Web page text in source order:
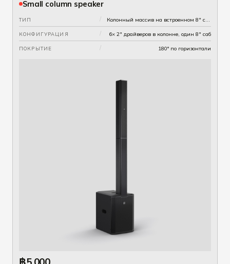
Small column speaker
ТИП / Колонный массив на встроенном 8" сабе
КОНФИГУРАЦИЯ / 6× 2" драйверов в колонне, один 8" саб
ПОКРЫТИЕ / 180° по горизонтали